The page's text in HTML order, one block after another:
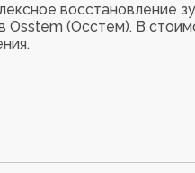
восстановление
Osstem (Осстем). В